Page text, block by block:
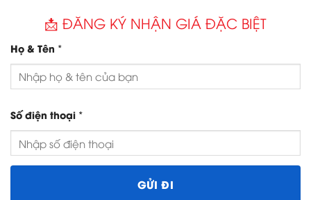
📩 ĐĂNG KÝ NHẬN GIÁ ĐẶC BIỆT
Họ & Tên *
Số điện thoại *